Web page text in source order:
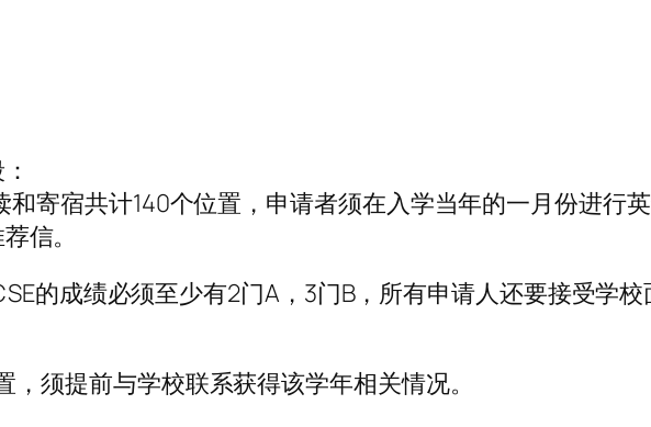
和寄宿共计140个位置，申请者须在入学当年的一月份进行
信。
的成绩必须至少有2门A，3门B，所有申请人还要接受学
，须提前与学校联系获得该学年相关情况。